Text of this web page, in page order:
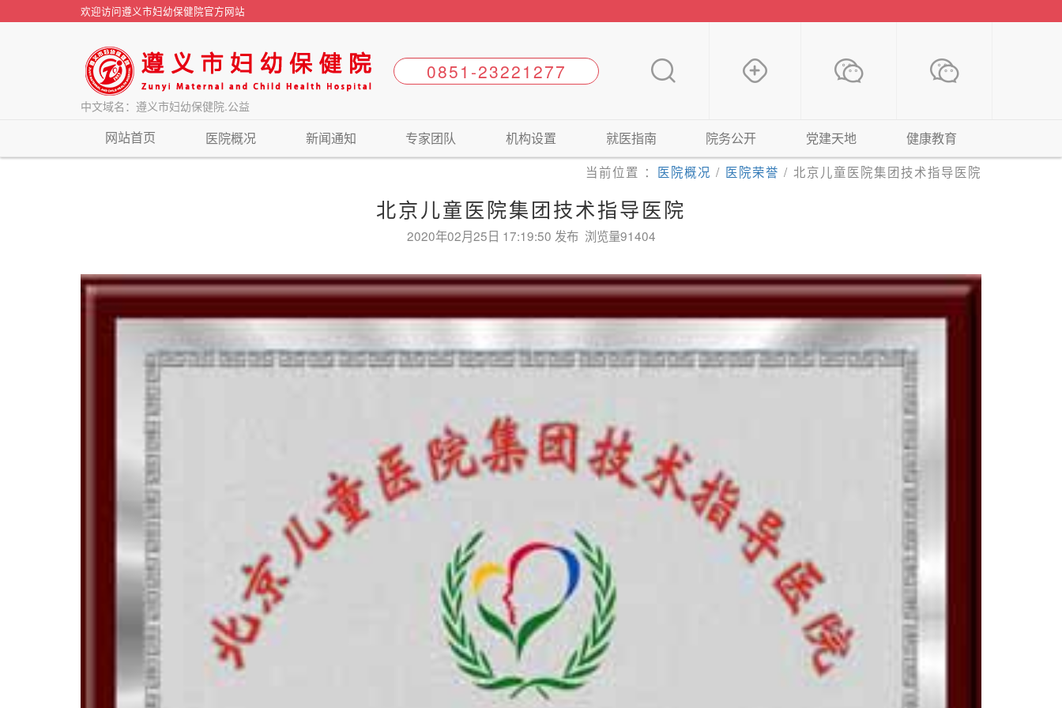
欢迎访问遵义市妇幼保健院官方网站
中文域名：遵义市妇幼保健院.公益
网站首页 医院概况 新闻通知 专家团队 机构设置 就医指南 院务公开 党建天地 健康教育
当前位置 ： 医院概况 / 医院荣誉 / 北京儿童医院集团技术指导医院
北京儿童医院集团技术指导医院
2020年02月25日 17:19:50 发布 浏览量91404